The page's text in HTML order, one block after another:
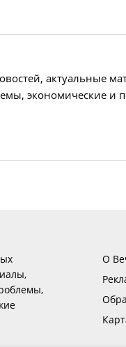
актуальные
экономические и
О